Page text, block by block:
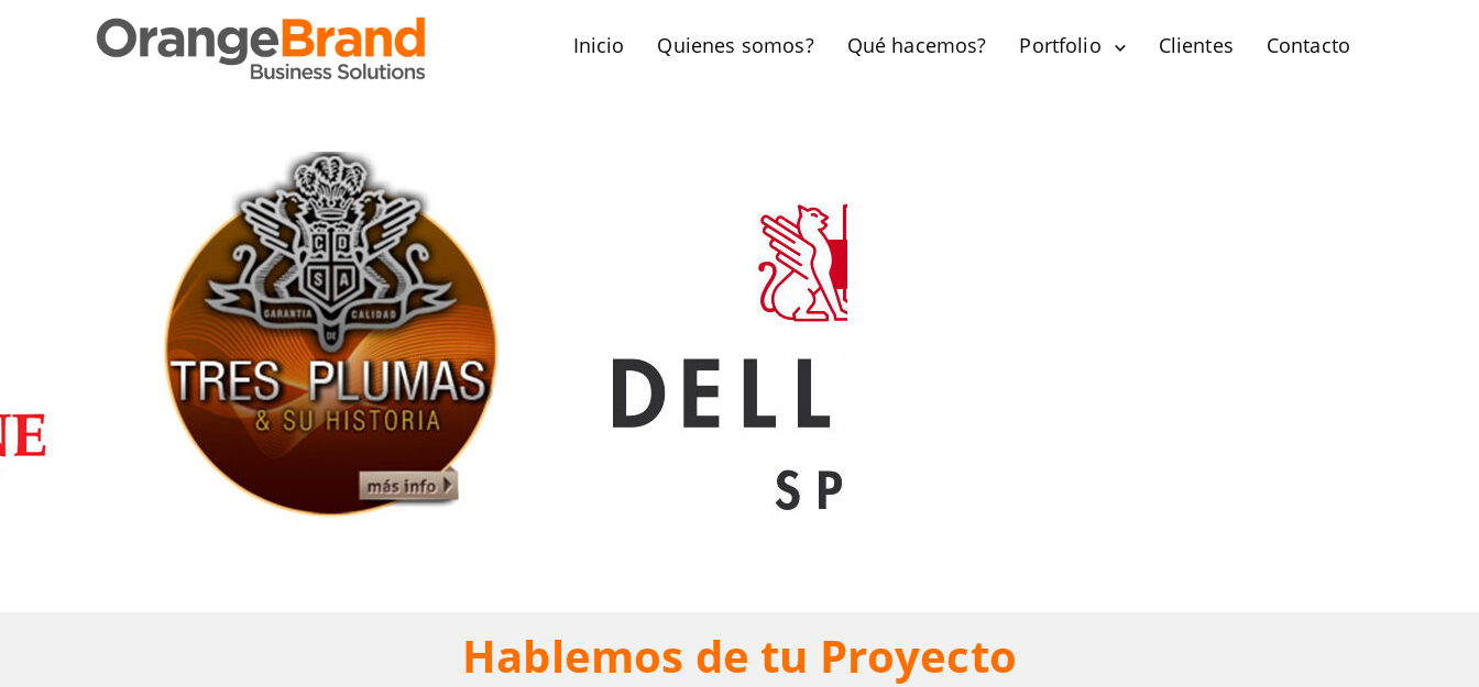
Inicio Quienes somos? Qué hacemos? Portfolio Clientes Contacto
Hablemos de tu Proyecto